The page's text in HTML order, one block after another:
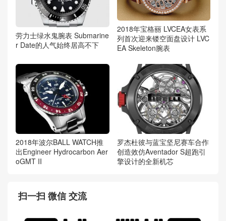
劳力士绿水鬼腕表 Submarine
r Date的人气始终居高不下
2018年宝格丽 LVCEA女表系
列首次迎来镂空面盘设计 LVC
EA Skeleton腕表
2018年波尔BALL WATCH推
出Engineer Hydrocarbon Aer
oGMT II
罗杰杜彼与蓝宝坚尼赛车合作
创造效仿Aventador S超跑引
擎设计的全新机芯
扫一扫 微信 交流